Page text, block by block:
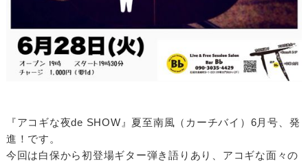
『アコギな夜de SHOW』夏至南風（カーチバイ）6月号、発
進！です。
今回は白保から初登場ギター弾き語りあり、アコギな面々の